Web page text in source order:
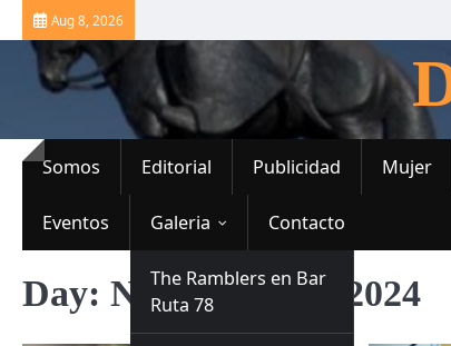
Skip
to
content
Aug 8, 2026
Somos Editorial Publicidad Mujer
Eventos Galeria
The Ramblers en Bar
Ruta 78
Contacto
Day: November 12, 2024